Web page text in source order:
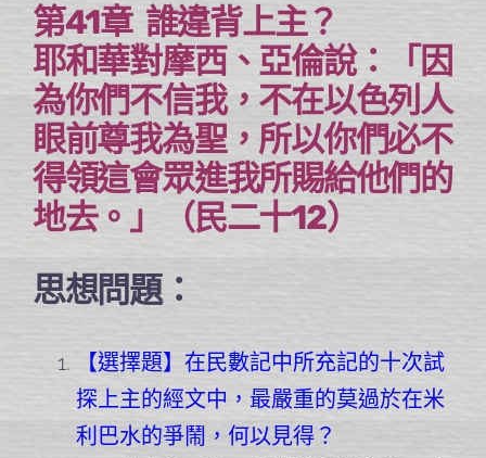
第41章 誰違背上主？
耶和華對摩西、亞倫說：「因
為你們不信我，不在以色列人
眼前尊我為聖，所以你們必不
得領這會眾進我所賜給他們的
地去。」（民二十12）
思想問題：
【選擇題】在民數記中所充記的十次試
探上主的經文中，最嚴重的莫過於在米
利巴水的爭鬧，何以見得？